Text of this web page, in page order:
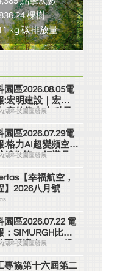
棵樹
kg 碳排放量
園區2026.08.05電
:宏明建設｜宏明
家的靠山 內科最
安全承諾
湖科技園區發展...
園區2026.07.29電
:格力AI超變頻空調
銷售第一 領導品
湖科技園區發展...
【幸福航空，
】2026八月號
園區2026.07.22 電
：SIMURGH比你
更舒適｜Su-Si 舒
鬆穿
燙可機洗
湖科技園區發展...
專協第十六屆第二